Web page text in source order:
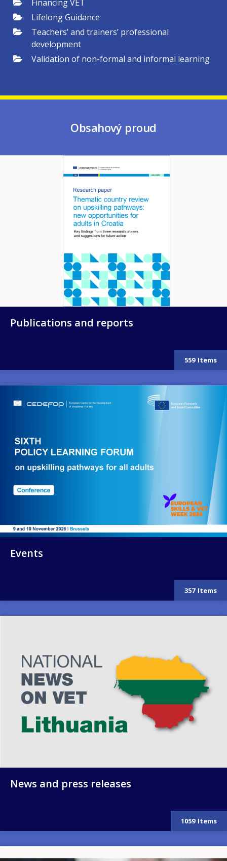
Financing VET
Lifelong Guidance
Teachers’ and trainers’ professional
development
Validation of non-formal and informal learning
Obsahový proud
559 Items
Publications and reports
357 Items
Events
1059 Items
News and press releases